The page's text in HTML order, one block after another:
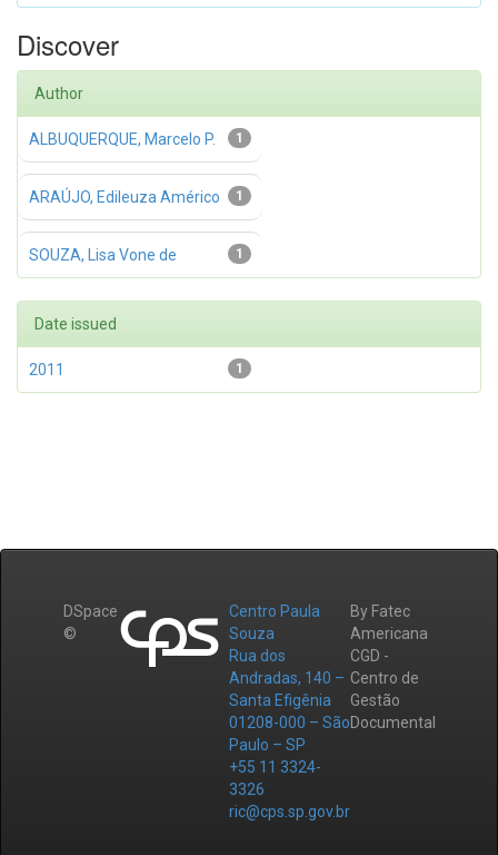
Discover
Author
1
ALBUQUERQUE, Marcelo P.
1
ARAÚJO, Edileuza Américo
1
SOUZA, Lisa Vone de
Date issued
1
2011
DSpace
©
Centro Paula
Souza
Rua dos
Andradas, 140 –
Santa Efigênia
01208-000 – São
Paulo – SP
+55 11 3324-
3326
ric@cps.sp.gov.br
By Fatec
Americana
CGD -
Centro de
Gestão
Documental